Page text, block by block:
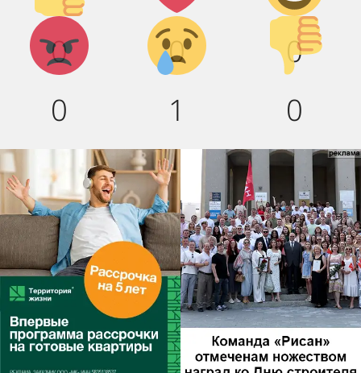
0 0 0
Агрессия!
0
Грусть :(
1
Палец
вниз!
0